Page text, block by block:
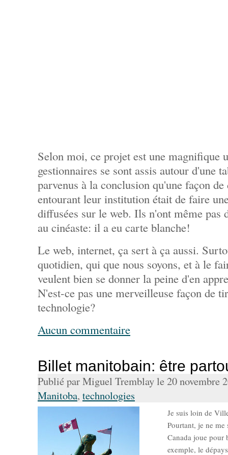
Selon moi, ce projet est une magnifique
gestionnaires se sont assis autour d'une
parvenus à la conclusion qu'une façon
entourant leur institution était de faire
diffusées sur le web. Ils n'ont même pas
au cinéaste: il a eu carte blanche!
Le web, internet, ça sert à ça aussi.
quotidien, qui que nous soyons, et à le
veulent bien se donner la peine d'en
N'est-ce pas une merveilleuse façon de
technologie?
Aucun commentaire
Billet manitobain: être
Publié par Miguel Tremblay le 20 novembre
Manitoba, technologies
Je suis loin de
Pourtant, je ne me
Canada joue pour
exemple, le